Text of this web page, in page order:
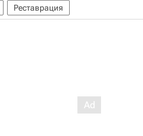
Реставрация